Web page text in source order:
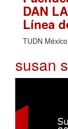
DAN
Línea
TUDN México
susan